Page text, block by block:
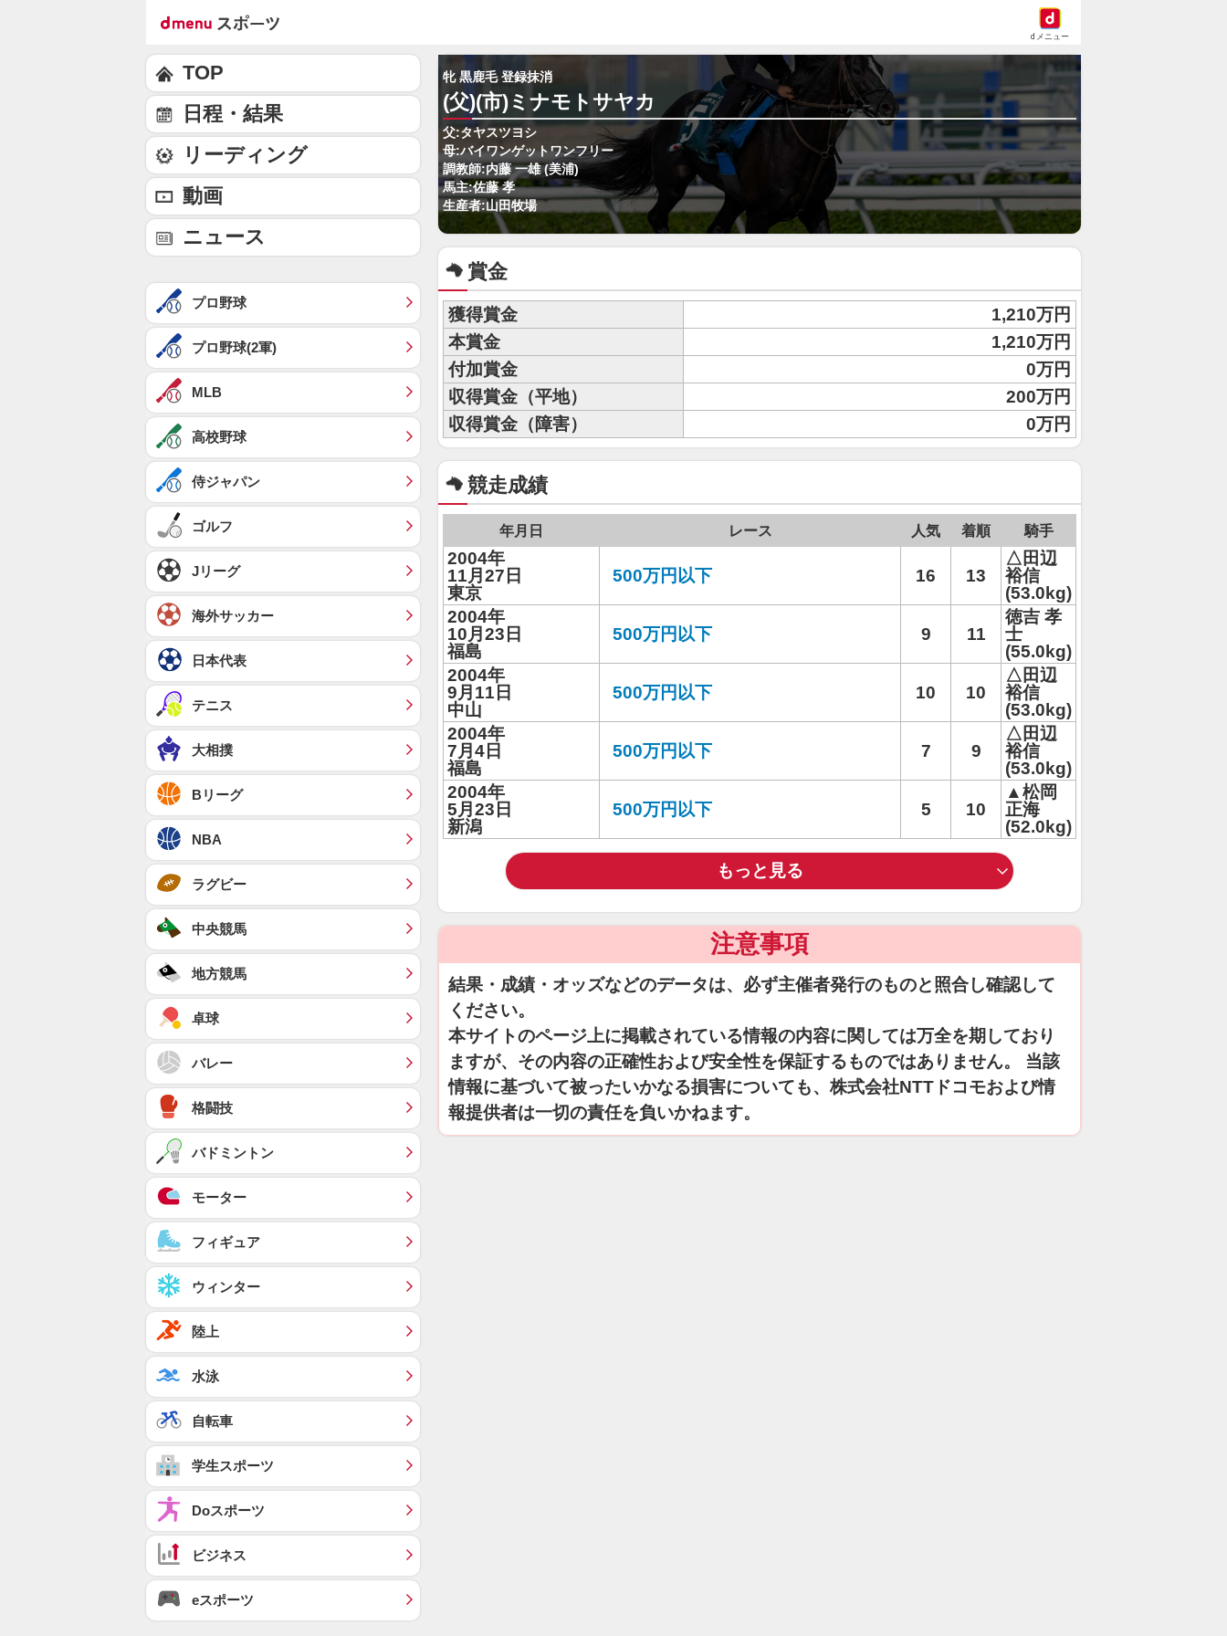
dメニュー
牝 黒鹿毛 登録抹消
(父)(市)ミナモトサヤカ
父:タヤスツヨシ
母:バイワンゲットワンフリー
調教師:内藤 一雄 (美浦)
馬主:佐藤 孝
生産者:山田牧場
賞金
獲得賞金
1,210万円
本賞金
1,210万円
付加賞金
0万円
収得賞金（平地）
200万円
収得賞金（障害）
0万円
競走成績
年月日 レース 人気 着順 騎手
2004年
11月27日
東京
500万円以下 16 13
△田辺
裕信
(53.0kg)
2004年
10月23日
福島
500万円以下 9 11
徳吉 孝
士
(55.0kg)
2004年
9月11日
中山
500万円以下 10 10
△田辺
裕信
(53.0kg)
2004年
7月4日
福島
500万円以下 7 9
△田辺
裕信
(53.0kg)
2004年
5月23日
新潟
500万円以下 5 10
▲松岡
正海
(52.0kg)
もっと見る
注意事項
結果・成績・オッズなどのデータは、必ず主催者発行のものと照合し確認して
ください。
本サイトのページ上に掲載されている情報の内容に関しては万全を期しており
ますが、その内容の正確性および安全性を保証するものではありません。 当該
情報に基づいて被ったいかなる損害についても、株式会社NTTドコモおよび情
報提供者は一切の責任を負いかねます。
TOP
日程・結果
リーディング
動画
ニュース
プロ野球
プロ野球(2軍)
MLB
高校野球
侍ジャパン
ゴルフ
Jリーグ
海外サッカー
日本代表
テニス
大相撲
Bリーグ
NBA
ラグビー
中央競馬
地方競馬
卓球
バレー
格闘技
バドミントン
モーター
フィギュア
ウィンター
陸上
水泳
自転車
学生スポーツ
Doスポーツ
ビジネス
eスポーツ